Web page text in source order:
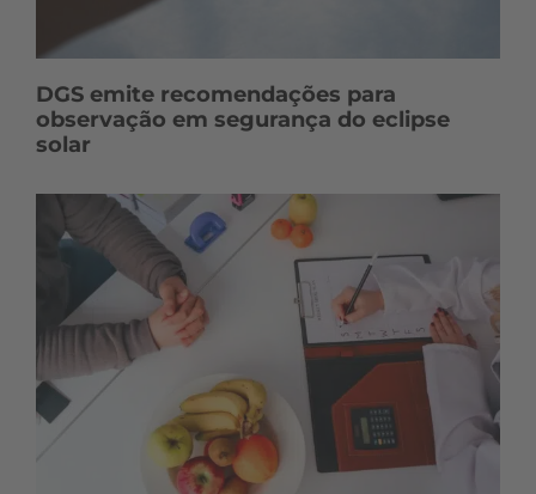
DGS emite recomendações para
observação em segurança do eclipse
solar